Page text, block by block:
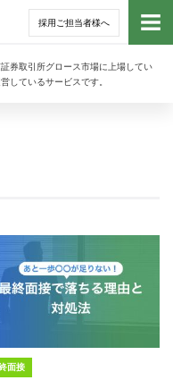
採用ご担当者様へ
券取引所グロース市場に上場してい
しているサービスです。
トッ
面接